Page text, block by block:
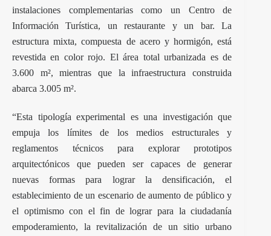
instalaciones complementarias como un Centro de
Información Turística, un restaurante y un bar. La
estructura mixta, compuesta de acero y hormigón, está
revestida en color rojo. El área total urbanizada es de
3.600 m², mientras que la infraestructura construida
abarca 3.005 m².
“Esta tipología experimental es una investigación que
empuja los límites de los medios estructurales y
reglamentos técnicos para explorar prototipos
arquitectónicos que pueden ser capaces de generar
nuevas formas para lograr la densificación, el
establecimiento de un escenario de aumento de público y
el optimismo con el fin de lograr para la ciudadanía
empoderamiento, la revitalización de un sitio urbano